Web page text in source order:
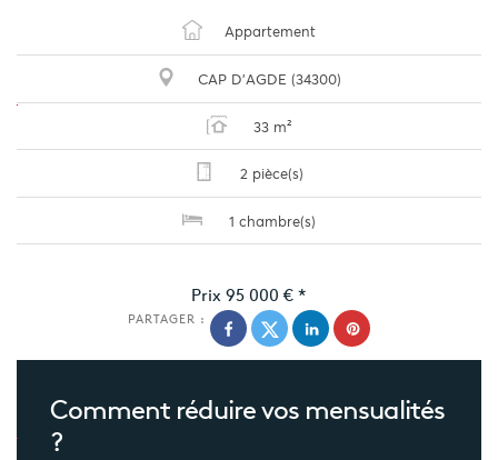
Appartement
CAP D'AGDE (34300)
33 m²
2 pièce(s)
1 chambre(s)
Prix 95 000 € *
PARTAGER :
Comment réduirevos mensualités
?